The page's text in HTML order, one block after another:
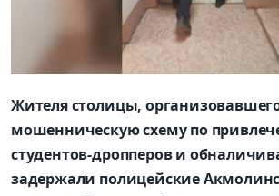
Жителя столицы,
мошенническую схему по
студентов-дропперов и
задержали полицейские